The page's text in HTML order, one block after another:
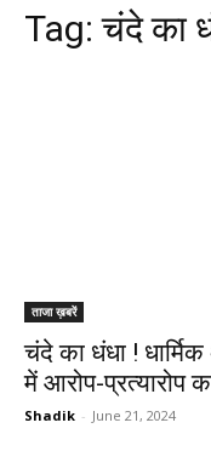
Tag:चंदे का
ताजा ख़बरें
चंदे का धंधा !
में आरोप-प्रत्यारोप
Shadik - June 21, 2024